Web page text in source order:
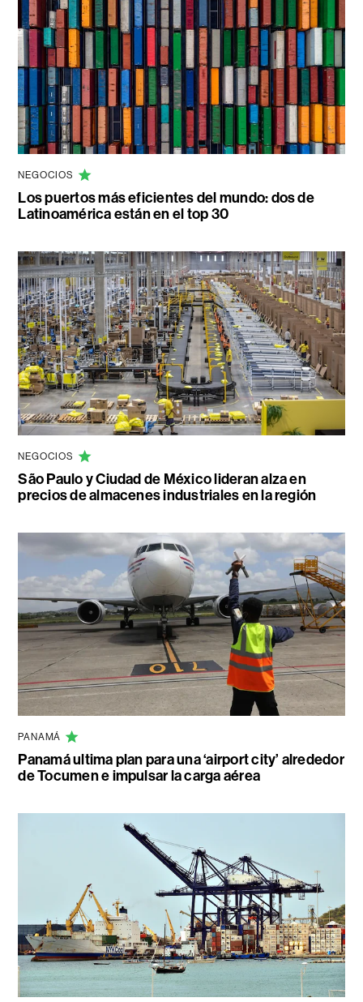
NEGOCIOS
Los puertos más eficientes del mundo: dos de
Latinoamérica están en el top 30
NEGOCIOS
São Paulo y Ciudad de México lideran alza en
precios de almacenes industriales en la región
PANAMÁ
Panamá ultima plan para una ‘airport city’ alrededor
de Tocumen e impulsar la carga aérea